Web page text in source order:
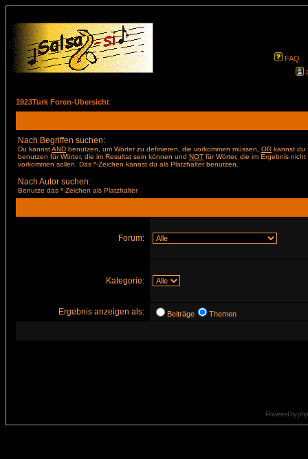
FAQ
1923Turk Foren-Übersicht
Nach Begriffen suchen:
Du kannstAND benutzen, um Wörter zu definieren, die vorkommen müssen, OR kannst du
benutzen für Wörter, die im Resultat sein können und NOT für Wörter, die im Ergebnis nicht
vorkommen sollen. Das *-Zeichen kannst du als Platzhalter benutzen.
Nach Autor suchen:
Benutze das *-Zeichen als Platzhalter
Forum:
Kategorie:
Ergebnis anzeigen als: Beiträge Themen
Powered by